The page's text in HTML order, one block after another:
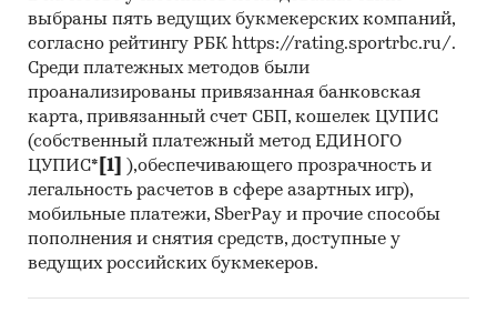
выбраны пять ведущих букмекерских компаний,
согласно рейтингу РБК https://rating.sportrbc.ru/.
Среди платежных методов были
проанализированы привязанная банковская
карта, привязанный счет СБП, кошелек ЦУПИС
(собственный платежный метод ЕДИНОГО
ЦУПИС* [1]
),обеспечивающего прозрачность и
легальность расчетов в сфере азартных игр),
мобильные платежи, SberPay и прочие способы
пополнения и снятия средств, доступные у
ведущих российских букмекеров.